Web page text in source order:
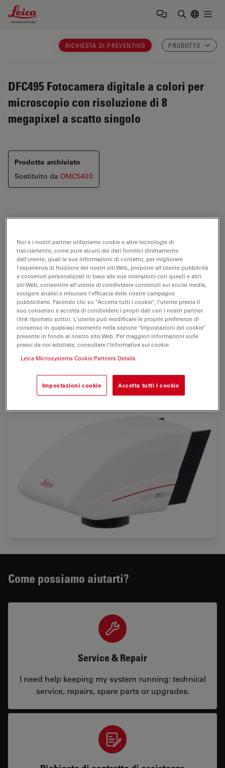
Leica Microsystems Logo
RICHIESTA DI PREVENTIVO PRODOTTO
DFC495 Fotocamera digitale a colori per
microscopio con risoluzione di 8
megapixel a scatto singolo
Prodotto archiviato
Sostituito da DMC5400
megapixel
cattura velocemente immagini ad alta
risoluzione in microscopia per campi di applicazione
nellescienze biologiche, cliniche e industriali.
L'anteprima dellascansione progressivaintuitiva con
risoluzione SXGA assicura fino a18 fotogrammi al
secondo(fps) e consente di regolare e mettere a fuoco
il campione direttamente sullo schermo del computer.
raffreddamento con cella di Peltierriduce il rumore
per l'imaging in
condizioni di scarsa illuminazione
pratica funzione memorizza e richiama consente
all'utente di recuperare le stesse impostazioni per
analisioconfronto
Come possiamo aiutarti?
Service & Repair
I need help keeping my system running: technical
service, repairs, spare parts or upgrades.
Noi e i nostri partner utilizziamo cookie e altre tecnologie di
tracciamento, come pure alcuni dei dati fornitici direttamente
dall'utente, quali le sue informazioni di contatto, per migliorare
l'esperienza di fruizione dei nostri siti Web, proporre all'utente pubblicità
e contenuti personalizzati in base alle sue interazioni con questi e altri
siti Web, consentire all'utente di condividere contenuti sui social media,
svolgere analisi e misurare l'efficacia delle nostre campagne
pubblicitarie. Facendo clic su "Accetta tutti i cookie", l'utente presta il
suo consenso e accetta di condividere i propri dati con i nostri partner
(link riportato sotto). L'utente può modificare le proprie preferenze di
consenso in qualsiasi momento nella sezione "Impostazioni dei cookie"
presente in fondo al nostro sito Web. Per maggiori informazioni sulle
prassi da noi adottate, consultare l'Informativa sui cookie
Leica Microsystems Cookie Partners Details
Impostazioni cookie Accetta tutti i cookie